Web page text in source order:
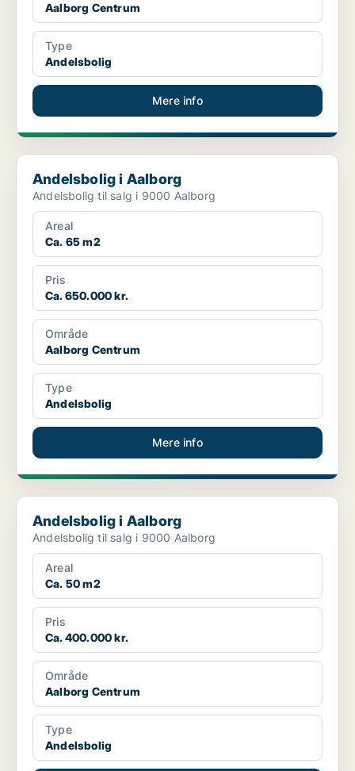
Aalborg Centrum
Type
Andelsbolig
Mere info
Andelsbolig i Aalborg
Andelsbolig i Aalborg
Andelsbolig til salg i 9000 Aalborg
Areal
Ca. 65 m2
Pris
Ca. 650.000 kr.
Område
Aalborg Centrum
Type
Andelsbolig
Mere info
Andelsbolig i Aalborg
Andelsbolig i Aalborg
Andelsbolig til salg i 9000 Aalborg
Areal
Ca. 50 m2
Pris
Ca. 400.000 kr.
Område
Aalborg Centrum
Type
Andelsbolig